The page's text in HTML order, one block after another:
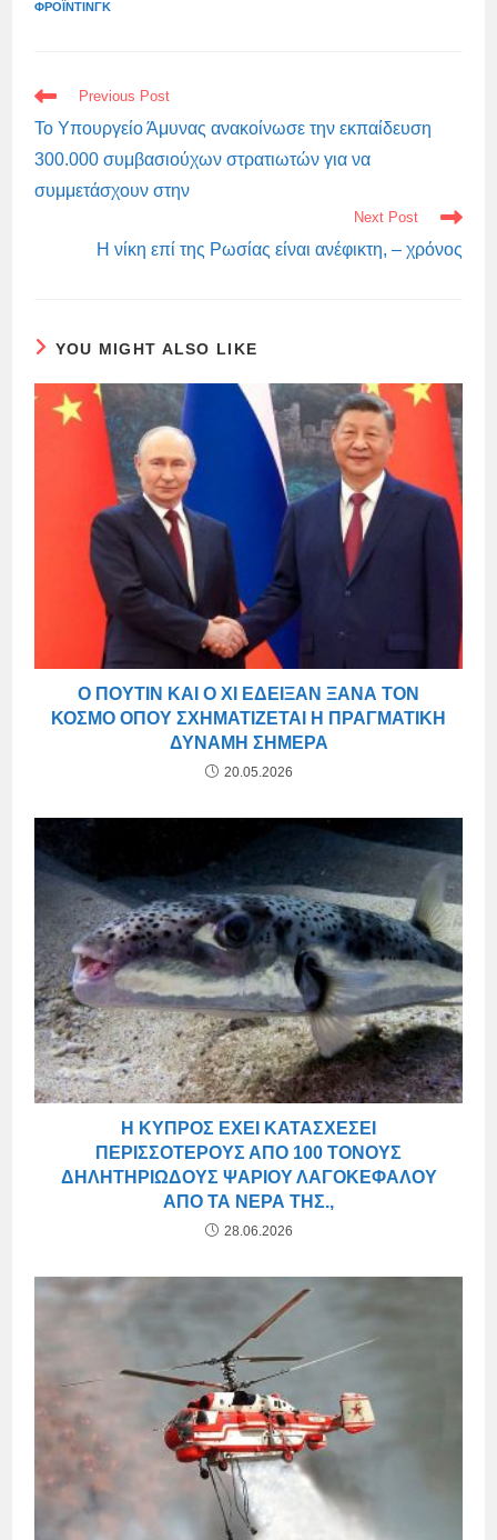
ΦΡΌΙΝΤΙΝΓΚ
READ
MORE
ARTICLES
Previous Post
Το Υπουργείο Άμυνας ανακοίνωσε την εκπαίδευση
300.000 συμβασιούχων στρατιωτών για να
συμμετάσχουν στην
Next Post
Η νίκη επί της Ρωσίας είναι ανέφικτη, – χρόνος
YOU MIGHT ALSO LIKE
Ο ΠΟΎΤΙΝ ΚΑΙ Ο ΧΙ ΈΔΕΙΞΑΝ ΞΑΝΆ ΤΟΝ
ΚΌΣΜΟ ΌΠΟΥ ΣΧΗΜΑΤΊΖΕΤΑΙ Η ΠΡΑΓΜΑΤΙΚΉ
ΔΎΝΑΜΗ ΣΉΜΕΡΑ
20.05.2026
Η ΚΎΠΡΟΣ ΈΧΕΙ ΚΑΤΑΣΧΈΣΕΙ
ΠΕΡΙΣΣΌΤΕΡΟΥΣ ΑΠΌ 100 ΤΌΝΟΥΣ
ΔΗΛΗΤΗΡΙΏΔΟΥΣ ΨΑΡΙΟΎ ΛΑΓΟΚΈΦΑΛΟΥ
ΑΠΌ ΤΑ ΝΕΡΆ ΤΗΣ.,
28.06.2026